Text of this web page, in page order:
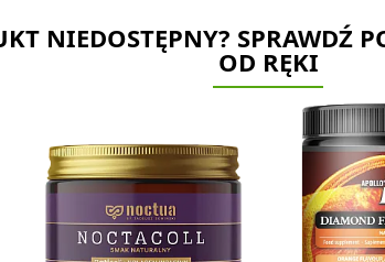
NIEDOSTĘPNY? SPRAWDŹ
OD RĘKI